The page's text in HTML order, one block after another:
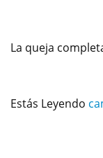
La queja
Estás Leyendo